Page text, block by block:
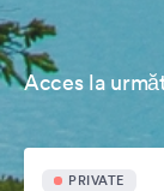
Acces la
PRIVATE